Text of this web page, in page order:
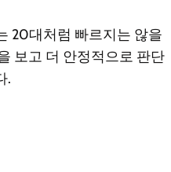
20대처럼 빠르지는 않을
보고 더 안정적으로 판단
.